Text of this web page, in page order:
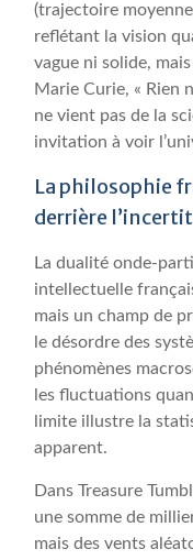
(trajectoire
reflétant la vision
vague ni solide,
Marie Curie, « Rien
ne vient pas de la
invitation à voir
La philosophie
derrière
La dualité onde-
intellectuelle
mais un champ de
le désordre des
phénomènes
les fluctuations
limite illustre la
apparent.
Dans Treasure
une somme de
mais des vents